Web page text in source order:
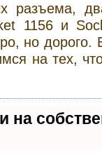
разъема,
1156 и
но
на тех,
на